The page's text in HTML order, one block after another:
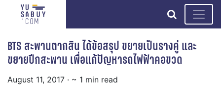
search
BTS สะพานตากสิน ได้ข้อสรุป ขยายเป็นรางคู่ และ
ขยายปีกสะพาน เพื่อแก้ปัญหารถไฟฟ้าคอขวด
August 11, 2017 · ~ 1 min read